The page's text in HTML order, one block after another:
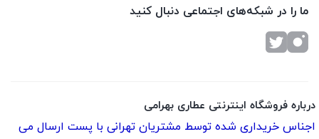
ما را در شبکه‌های اجتماعی دنبال کنید
درباره فروشگاه اینترنتی عطاری بهرامی
اجناس خریداری شده توسط مشتریان تهرانی با پست ارسال می